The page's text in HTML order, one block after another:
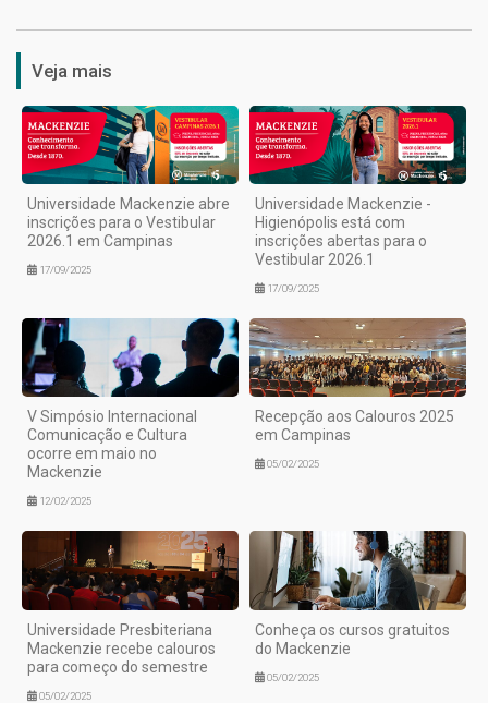
Veja mais
Universidade Mackenzie abre
inscrições para o Vestibular
2026.1 em Campinas
17/09/2025
Universidade Mackenzie -
Higienópolis está com
inscrições abertas para o
Vestibular 2026.1
17/09/2025
V Simpósio Internacional
Comunicação e Cultura
ocorre em maio no
Mackenzie
12/02/2025
Recepção aos Calouros 2025
em Campinas
05/02/2025
Universidade Presbiteriana
Mackenzie recebe calouros
para começo do semestre
05/02/2025
Conheça os cursos gratuitos
do Mackenzie
05/02/2025